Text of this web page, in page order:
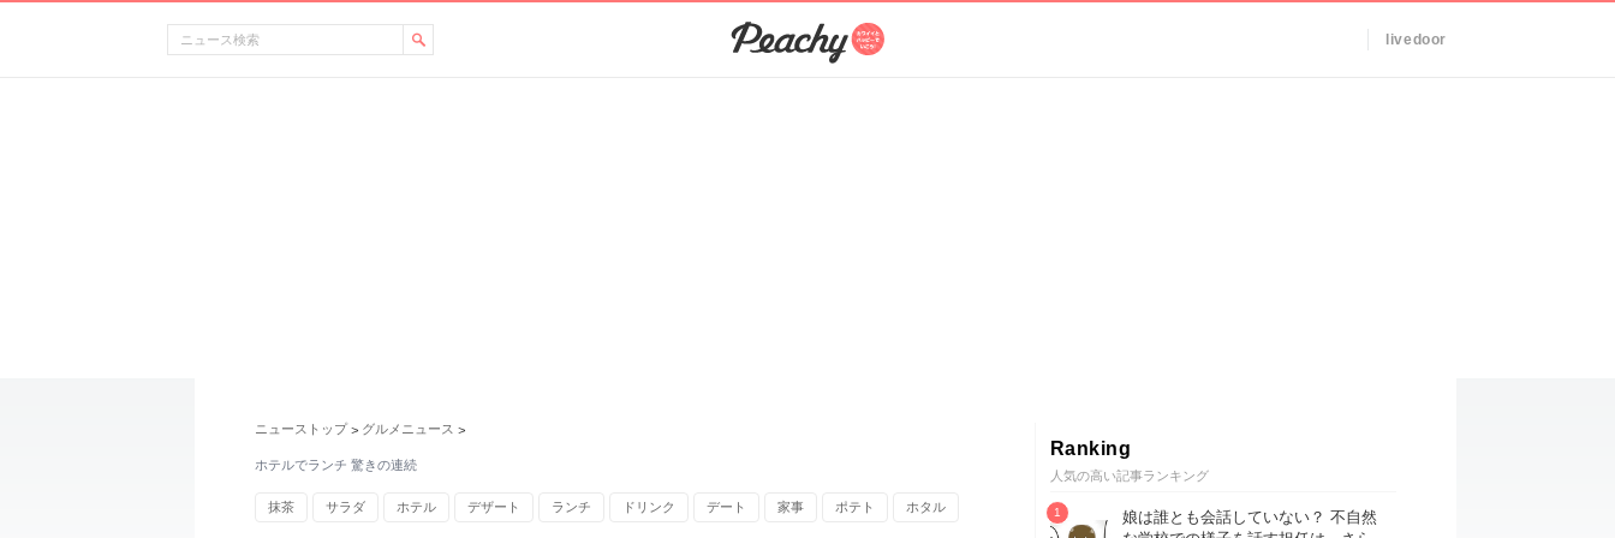
livedoor
ニューストップ > グルメニュース >
ホテルでランチ 驚きの連続
抹茶 サラダ ホテル デザート ランチ ドリンク デート 家事 ポテト ホタル
Ranking
人気の高い記事ランキング
娘は誰とも会話していない？ 不自然